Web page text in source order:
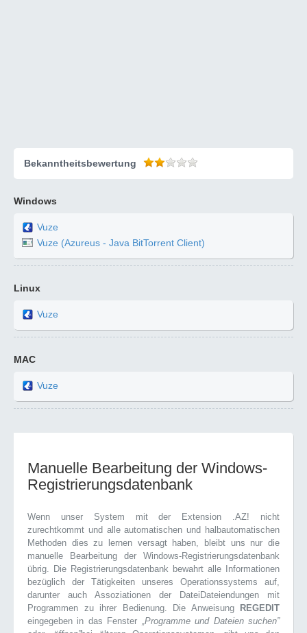
Bekanntheitsbewertung
Windows
Vuze
Vuze (Azureus - Java BitTorrent Client)
Linux
Vuze
MAC
Vuze
Manuelle Bearbeitung der Windows-
Registrierungsdatenbank
Wenn unser System mit der Extension .AZ! nicht
zurechtkommt und alle automatischen und halbautomatischen
Methoden dies zu lernen versagt haben, bleibt uns nur die
manuelle Bearbeitung der Windows-Registrierungsdatenbank
übrig. Die Registrierungsdatenbank bewahrt alle Informationen
bezüglich der Tätigkeiten unseres Operationssystems auf,
darunter auch Assoziationen der DateiDateiendungen mit
Programmen zu ihrer Bedienung. Die Anweisung
REGEDIT
eingegeben in das Fenster „Programme und Dateien suchen”